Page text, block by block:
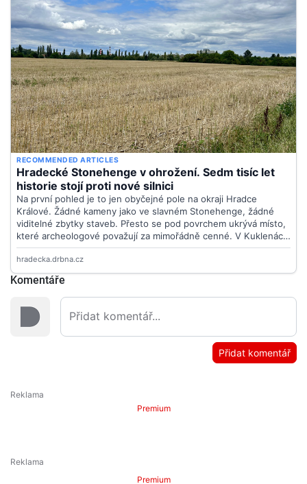
Komentáře
Přidat komentář
Premium
Premium